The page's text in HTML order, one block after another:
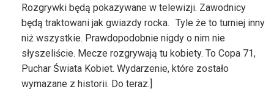
Rozgrywki będą pokazywane w telewizji. Zawodnicy
będą traktowani jak gwiazdy rocka. Tyle że to turniej inny
niż wszystkie. Prawdopodobnie nigdy o nim nie
słyszeliście. Mecze rozgrywają tu kobiety. To Copa 71,
Puchar Świata Kobiet. Wydarzenie, które zostało
wymazane z historii. Do teraz.]